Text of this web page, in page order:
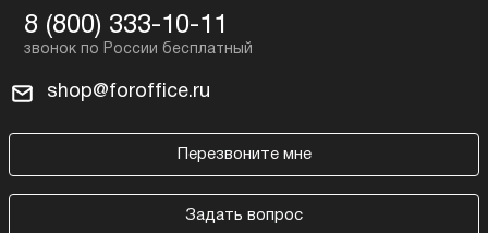
8 (800) 333-10-11
shop@foroffice.ru
Перезвоните мне
Задать вопрос